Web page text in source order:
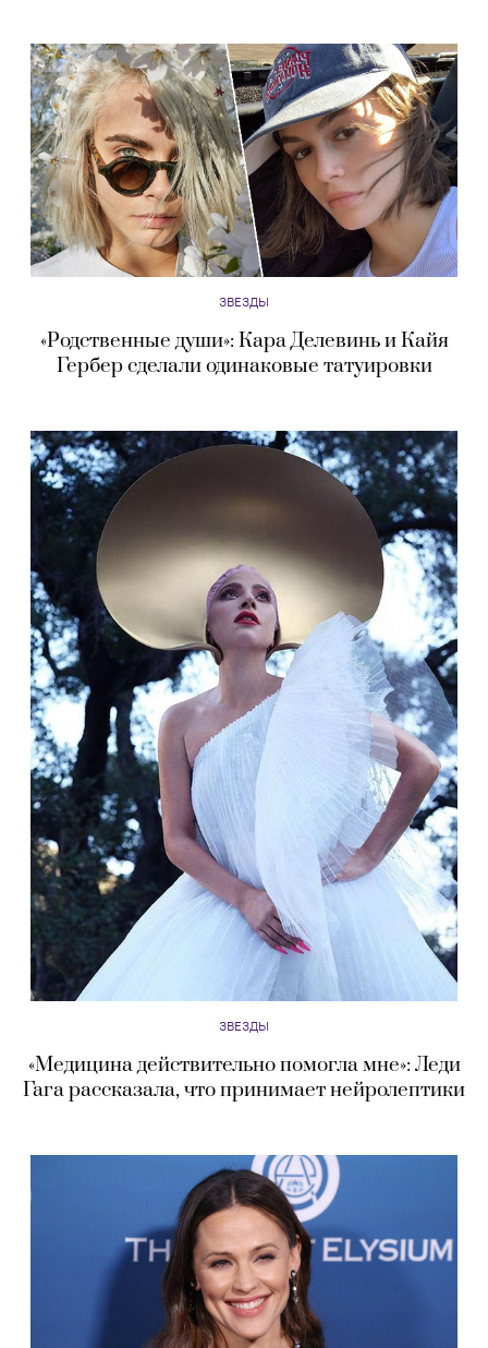
ЗВЕЗДЫ
«Родственные души»: Кара Делевинь и Кайя
Гербер сделали одинаковые татуировки
ЗВЕЗДЫ
«Медицина действительно помогла мне»: Леди
Гага рассказала, что принимает нейролептики